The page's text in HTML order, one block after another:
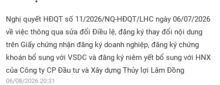
Nghị quyết HĐQT số 11/2026/NQ-HĐQT/LHC ngày 06/07/2026
về việc thông qua sửa đổi Điều lệ, đăng ký thay đổi nội dung
trên Giấy chứng nhận đăng ký doanh nghiệp, đăng ký chứng
khoán bổ sung với VSDC và đăng ký niêm yết bổ sung với HNX
của Công ty CP Đầu tư và Xây dựng Thủy lợi Lâm Đồng
06/08/2026 20:31